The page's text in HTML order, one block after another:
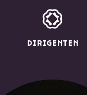
DIRIGENTEN